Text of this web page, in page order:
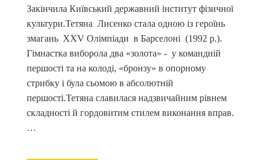
Закінчила Київський державний інститут фізичної
культури.Тетяна Лисенко стала одною із героїнь
змагань XXV Олімпіади в Барселоні (1992 р.).
Гімнастка виборола два «золота» - у командній
першості та на колоді, «бронзу» в опорному
стрибку і була сьомою в абсолютній
першості.Тетяна славилася надзвичайним рівнем
складності й гордовитим стилем виконання вправ.
…